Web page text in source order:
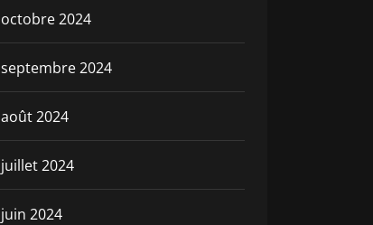
octobre 2024
septembre 2024
août 2024
juillet 2024
juin 2024